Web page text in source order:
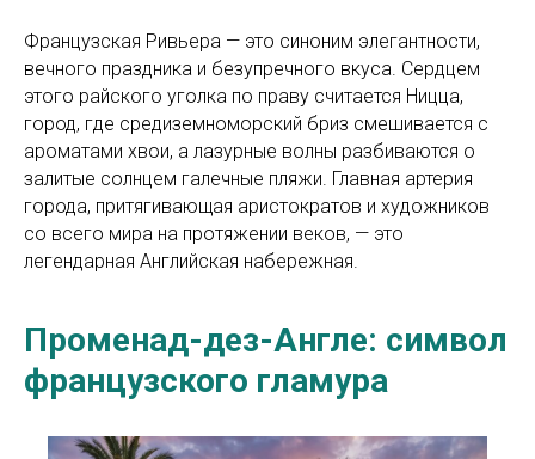
Французская Ривьера — это синоним элегантности,
вечного праздника и безупречного вкуса. Сердцем
этого райского уголка по праву считается Ницца,
город, где средиземноморский бриз смешивается с
ароматами хвои, а лазурные волны разбиваются о
залитые солнцем галечные пляжи. Главная артерия
города, притягивающая аристократов и художников
со всего мира на протяжении веков, — это
легендарная Английская набережная.
Променад-дез-Англе: символ
французского гламура